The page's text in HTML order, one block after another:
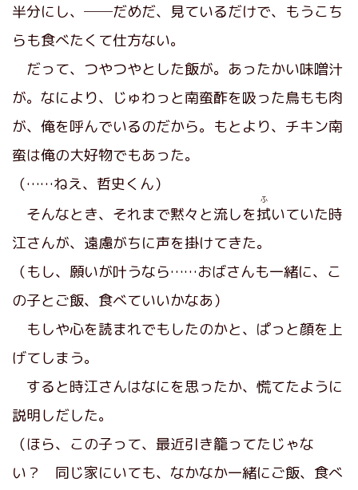
半分にし、──だめだ、見ているだけで、もうこち
らも食べたくて仕方ない。
だって、つやつやとした飯が。あったかい味噌汁
が。なにより、じゅわっと南蛮酢を吸った鳥もも肉
が、俺を呼んでいるのだから。もとより、チキン南
蛮は俺の大好物でもあった。
（……ねえ、哲史くん）
そんなとき、それまで黙々と流しを拭
ふ
いていた時
江さんが、遠慮がちに声を掛けてきた。
（もし、願いが叶うなら……おばさんも一緒に、こ
の子とご飯、食べていいかなあ）
もしや心を読まれでもしたのかと、ぱっと顔を上
げてしまう。
すると時江さんはなにを思ったか、慌てたように
説明しだした。
（ほら、この子って、最近引き籠ってたじゃな
い？ 同じ家にいても、なかなか一緒にご飯、食べ